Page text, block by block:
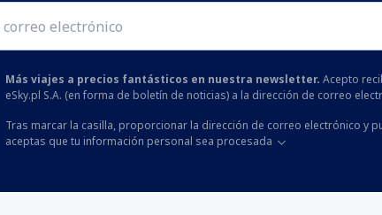
Más viajes a precios fantásticos en nuestra newsletter. Acepto
eSky.pl S.A. (en forma de boletín de noticias) a la dirección de correo
Tras marcar la casilla, proporcionar la dirección de correo electrónico y
aceptas que tu información personal sea procesada